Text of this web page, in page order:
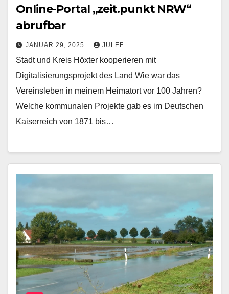
Online-Portal „zeit.punkt NRW“
abrufbar
JANUAR 29, 2025 JULEF
Stadt und Kreis Höxter kooperieren mit
Digitalisierungsprojekt des Land Wie war das
Vereinsleben in meinem Heimatort vor 100 Jahren?
Welche kommunalen Projekte gab es im Deutschen
Kaiserreich von 1871 bis…